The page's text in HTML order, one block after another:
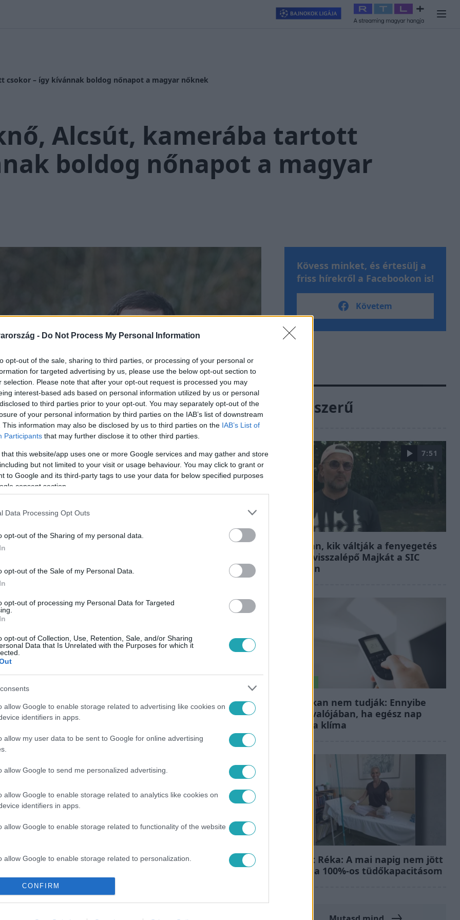
- Do Not Process My Personal Information
opt-out of the sale, sharing to third parties, or processing of your personal or
for targeted advertising by us, please use the below opt-out section to
selection. Please note that after your opt-out request is processed you may
interest-based ads based on personal information utilized by us or personal
to third parties prior to your opt-out. You may separately opt-out of the
of your personal information by third parties on the IAB’s list of downstream
This information may also be disclosed by us to third parties on the IAB’s List of
Participants that may further disclose it to other third parties.
that this website/app uses one or more Google services and may gather and store
but not limited to your visit or usage behaviour. You may click to grant or
to Google and its third-party tags to use your data for below specified purposes
consent section.
Data Processing Opt Outs
opt-out of the Sharing of my personal data.
opt-out of the Sale of my Personal Data.
opt-out of processing my Personal Data for Targeted
opt-out of Collection, Use, Retention, Sale, and/or Sharing
Data that Is Unrelated with the Purposes for which it
allow Google to enable storage related to advertising like cookies on
identifiers in apps.
allow my user data to be sent to Google for online advertising
allow Google to send me personalized advertising.
allow Google to enable storage related to analytics like cookies on
identifiers in apps.
allow Google to enable storage related to functionality of the website
allow Google to enable storage related to personalization.
allow Google to enable storage related to security, including
functionality and fraud prevention, and other user protection.
CONFIRM
RTL+ #Exek csatája 2026 #Celeb vagyok, ments
csokor – így kívánnak boldog nőnapot a magyar nőknek
Alcsút, kamerába tartott
boldog nőnapot a magyar
idén is elárasztották a közösségi
Ezekből válogattunk egy csokorra valót.
között legyen a Google-találatokban!
Kövess minket, és értesülj a
friss hírekről a Facebookon is!
Követem
Népszerű
7:51
Megvan, kik váltják a fenyegetés
miatt visszalépő Majkát a SIC
Feszten
Ezt sokan nem tudják: Ennyibe
kerül valójában, ha egész nap
megy a klíma
Rubint Réka: A mai napig nem jött
vissza a 100%-os tüdőkapacitásom